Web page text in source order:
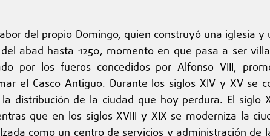
del propio Domingo, quien construyó una iglesia
abad hasta 1250, momento en que pasa a ser
por los fueros concedidos por Alfonso VIII,
el Casco Antiguo. Durante los siglos XIV y XV se
distribución de la ciudad que hoy perdura. El siglo
que en los siglos XVIII y XIX se moderniza la